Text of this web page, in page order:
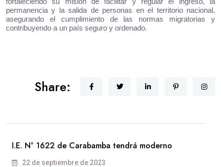
permanencia y la salida de personas en el territorio nacional,
asegurando el cumplimiento de las normas migratorias y
contribuyendo a un país seguro y ordenado.
Share:
I.E. N° 1622 de Carabamba tendrá moderno
22 de septiembre de 2023